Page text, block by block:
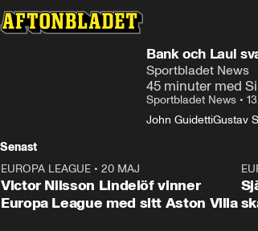
Bank och Laul
Sportbladet News
45 minuter med
Sportbladet News •
John GuidettiGustav
Senast
EUROPA LEAGUE • 20 MAJ
Victor Nilsson Lindelöf vinner
Europa League med sitt Aston Villa